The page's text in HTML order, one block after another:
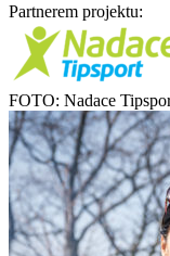
Partnerem projektu:
FOTO: Nadace